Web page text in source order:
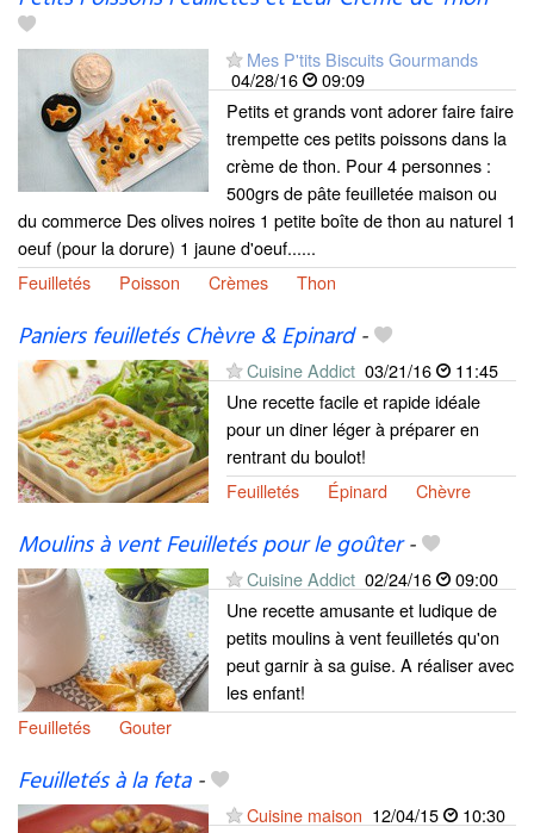
Mes P'tits Biscuits Gourmands
04/28/16
09:09
Petits et grands vont adorer faire faire
trempette ces petits poissons dans la
crème de thon. Pour 4 personnes :
500grs de pâte feuilletée maison ou
du commerce Des olives noires 1 petite boîte de thon au naturel 1
oeuf (pour la dorure) 1 jaune d'oeuf......
Feuilletés
Poisson Crèmes Thon
Paniers feuilletés Chèvre & Epinard-
Cuisine Addict 03/21/16
11:45
Une recette facile et rapide idéale
pour un diner léger à préparer en
rentrant du boulot!
Feuilletés
Épinard Chèvre
Moulins à vent Feuilletés pour le goûter-
Cuisine Addict 02/24/16
09:00
Une recette amusante et ludique de
petits moulins à vent feuilletés qu'on
peut garnir à sa guise. A réaliser avec
les enfant!
Feuilletés
Gouter
Feuilletés à la feta-
Cuisine maison 12/04/15 10:30